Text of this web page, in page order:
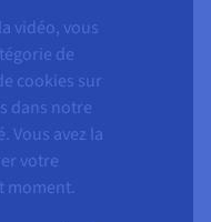
vidéo, vous
de
cookies sur
dans notre
Vous avez la
votre
moment.